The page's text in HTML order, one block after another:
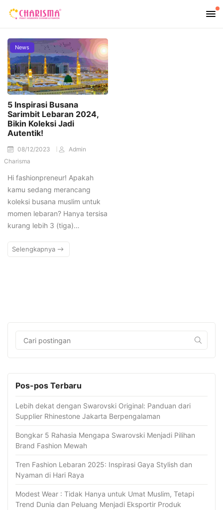
News
5 Inspirasi Busana
Sarimbit Lebaran 2024,
Bikin Koleksi Jadi
Autentik!
08/12/2023
Admin
Charisma
Hi fashionpreneur! Apakah
kamu sedang merancang
koleksi busana muslim untuk
momen lebaran? Hanya tersisa
kurang lebih 3 (tiga)…
Selengkapnya
Pos-pos Terbaru
Lebih dekat dengan Swarovski Original: Panduan dari
Supplier Rhinestone Jakarta Berpengalaman
Bongkar 5 Rahasia Mengapa Swarovski Menjadi Pilihan
Brand Fashion Mewah
Tren Fashion Lebaran 2025: Inspirasi Gaya Stylish dan
Nyaman di Hari Raya
Modest Wear : Tidak Hanya untuk Umat Muslim, Tetapi
Trend Dunia dan Peluang Menjadi Eksportir Produk